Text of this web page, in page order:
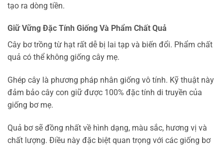
tạo ra dòng tiền.
Giữ Vững Đặc Tính Giống Và Phẩm Chất Quả
Cây bơ trồng từ hạt rất dễ bị lai tạp và biến đổi. Phẩm chất
quả có thể không giống cây mẹ.
Ghép cây là phương pháp nhân giống vô tính. Kỹ thuật này
đảm bảo cây con giữ được 100% đặc tính di truyền của
giống bơ mẹ.
Quả bơ sẽ đồng nhất về hình dạng, màu sắc, hương vị và
chất lượng. Điều này đặc biệt quan trọng với các giống bơ